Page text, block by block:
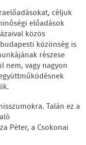
céljuk
előadások
közös
közönség is
részese
nem, vagy nagyon
Talán ez a
Péter, a Csokonai